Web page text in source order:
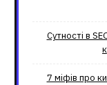
Сутності в
7 міфів про